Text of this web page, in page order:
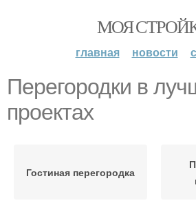
МОЯ
главная новости
Перегородки в
проектах
Гостиная перегородка